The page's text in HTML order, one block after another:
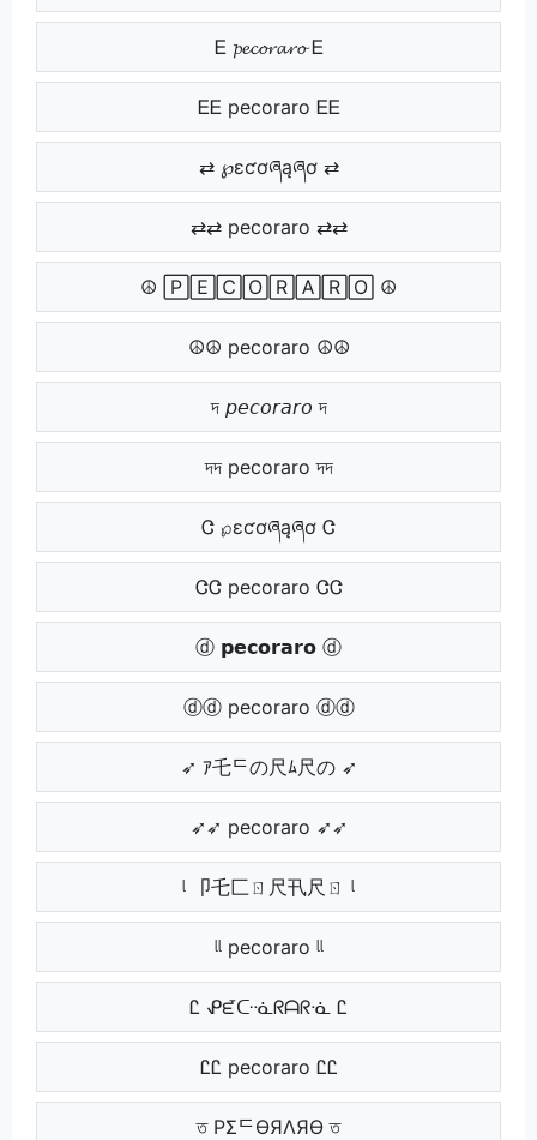
Ꭼ 𝓹𝓮𝓬𝓸𝓻𝓪𝓻𝓸 Ꭼ
ᎬᎬ pecoraro ᎬᎬ
⇄ ℘ɛƈơཞąཞơ ⇄
⇄⇄ pecoraro ⇄⇄
☮ 🄿🄴🄲🄾🅁🄰🅁🄾 ☮
☮☮ pecoraro ☮☮
দ 𝘱𝘦𝘤𝘰𝘳𝘢𝘳𝘰 দ
দদ pecoraro দদ
Ꮳ ℘ɛƈơཞąཞơ Ꮳ
ᏣᏣ pecoraro ᏣᏣ
ⓓ 𝗽𝗲𝗰𝗼𝗿𝗮𝗿𝗼 ⓓ
ⓓⓓ pecoraro ⓓⓓ
➶ ｱ乇ᄃの尺ﾑ尺の ➶
➶➶ pecoraro ➶➶
ᶩ 卩乇匚ㄖ尺卂尺ㄖ ᶩ
ᶩᶩ pecoraro ᶩᶩ
Ꮭ ᕵᘿᑢᓍᖇᗩᖇᓍ Ꮭ
ᏝᏝ pecoraro ᏝᏝ
ত PΣᄃӨЯΛЯӨ ত